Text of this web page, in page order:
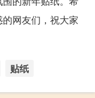
网友们，祝大家
贴纸